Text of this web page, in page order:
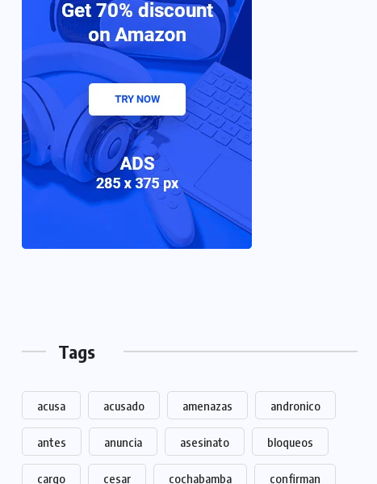
Tags
acusa acusado amenazas andronico
antes anuncia asesinato bloqueos
cargo cesar cochabamba confirman